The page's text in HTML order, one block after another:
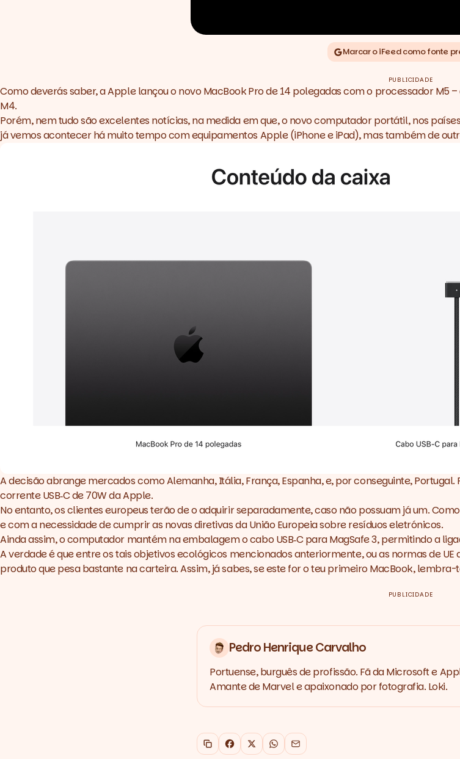
Marcar o iFeed como fonte
PUBLICIDADE
Como deverás saber,a Apple lançou o novo MacBook Pro de 14 polegadas com o processador M5
M4.
Porém, nem tudo são excelentes notícias, na medida em que, o novo computador portátil, nos
já vemos acontecer há muito tempo com equipamentos Apple (iPhone e iPad), mas também de
A decisão abrange mercados como Alemanha, Itália, França, Espanha, e, por conseguinte,
corrente USB‑C de 70W da Apple.
No entanto, os clientes europeus terão de o adquirir separadamente, caso não possuam já um.
e com a necessidade de cumprir as novas diretivas da União Europeia sobre resíduos eletrónicos.
Ainda assim, o computador mantém na embalagem o cabo USB‑C para MagSafe 3, permitindo a
A verdade é que entre os tais objetivos ecológicos mencionados anteriormente, ou as normas de
produto que pesa bastante na carteira. Assim, já sabes, se este for o teu primeiro MacBook,
PUBLICIDADE
Pedro Henrique Carvalho
Portuense, burguês de profissão. Fã da Microsoft e
Amante de Marvel e apaixonado por fotografia. Loki.
Copiar link
Facebook
X WhatsApp
Email